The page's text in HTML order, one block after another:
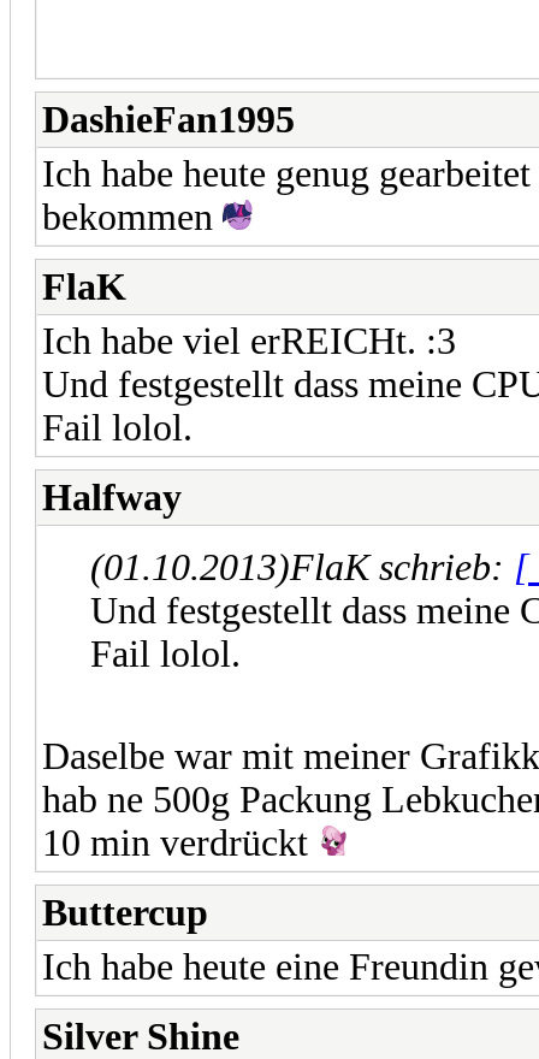
DashieFan1995
Ich habe heute genug
bekommen
FlaK
Ich habe viel erREICHt. :3
Und festgestellt dass meine
Fail lolol.
Halfway
(01.10.2013)FlaK schrieb: [
Und festgestellt dass meine
Fail lolol.
Daselbe war mit meiner
hab ne 500g Packung
10 min verdrückt
Buttercup
Ich habe heute eine Freundin
Silver Shine